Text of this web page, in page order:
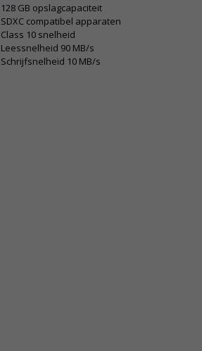
128 GB opslagcapaciteit
SDXC compatibel apparaten
Class 10 snelheid
Leessnelheid 90 MB/s
Schrijfsnelheid 10 MB/s